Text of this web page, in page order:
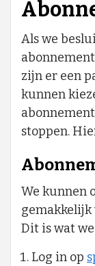
Als we
zijn er een
kunnen
stoppen.
We kunnen
gemakkelijk
Dit is wat
Log in op